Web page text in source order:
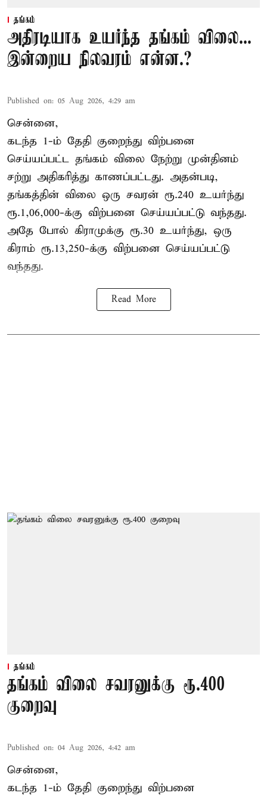
தங்கம்
அதிரடியாக உயர்ந்த தங்கம் விலை...
இன்றைய நிலவரம் என்ன.?
Published on: 05 Aug 2026, 4:29 am
சென்னை,
கடந்த 1-ம் தேதி குறைந்து விற்பனை
செய்யப்பட்ட தங்கம் விலை நேற்று முன்தினம்
சற்று அதிகரித்து காணப்பட்டது. அதன்படி,
தங்கத்தின் விலை ஒரு சவரன் ரூ.240 உயர்ந்து
ரூ.1,06,000-க்கு விற்பனை செய்யப்பட்டு வந்தது.
அதே போல் கிராமுக்கு ரூ.30 உயர்ந்து, ஒரு
கிராம் ரூ.13,250-க்கு விற்பனை செய்யப்பட்டு
வந்தது.
Read More
தங்கம்
தங்கம் விலை சவரனுக்கு ரூ.400
குறைவு
Published on: 04 Aug 2026, 4:42 am
சென்னை,
கடந்த 1-ம் தேதி குறைந்து விற்பனை